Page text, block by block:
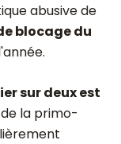
abusive de
blocage du
sur deux est
la primo-